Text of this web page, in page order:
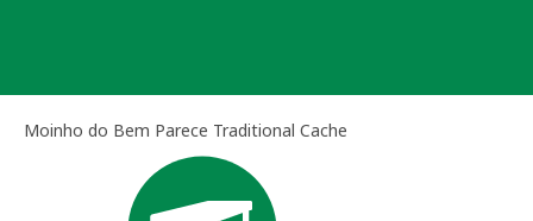
Moinho do Bem Parece Traditional Cache